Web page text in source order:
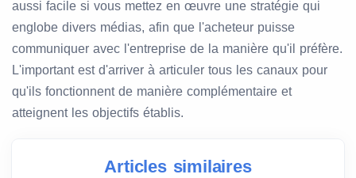
aussi facile si vous mettez en œuvre une stratégie qui
englobe divers médias, afin que l'acheteur puisse
communiquer avec l'entreprise de la manière qu'il préfère.
L'important est d'arriver à articuler tous les canaux pour
qu'ils fonctionnent de manière complémentaire et
atteignent les objectifs établis.
Articles similaires